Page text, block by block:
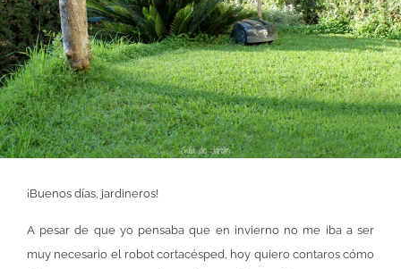
¡Buenos días, jardineros!
A pesar de que yo pensaba que en invierno no me iba a ser
muy necesario el robot cortacésped, hoy quiero contaros cómo